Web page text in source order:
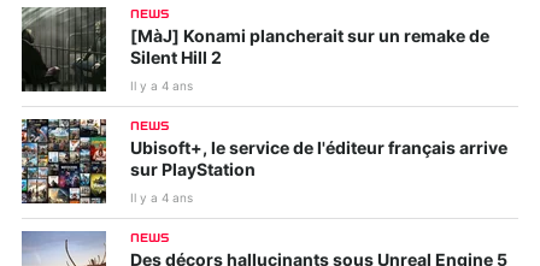
NEWS
[MàJ] Konami plancherait sur un remake de
Silent Hill 2
Il y a 4 ans
NEWS
Ubisoft+, le service de l'éditeur français arrive
sur PlayStation
Il y a 4 ans
NEWS
Des décors hallucinants sous Unreal Engine 5